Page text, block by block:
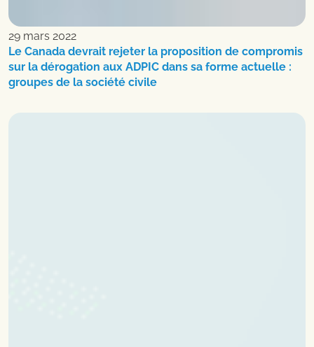
29 mars 2022
Le Canada devrait rejeter la proposition de compromis
sur la dérogation aux ADPIC dans sa forme actuelle :
groupes de la société civile